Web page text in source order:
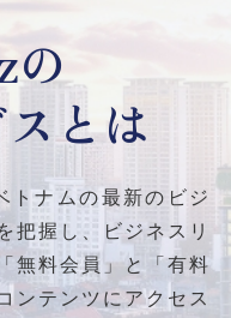
とは
ナムの最新のビジ
把握し、ビジネスリ
「無料会員」と「有料
ンテンツにアクセス